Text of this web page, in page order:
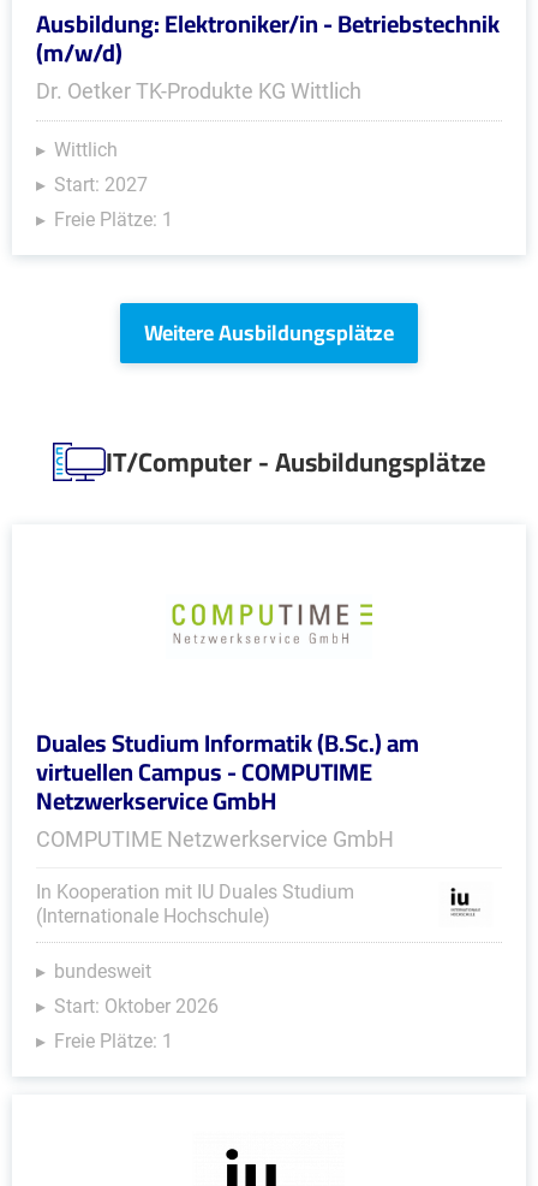
Ausbildung: Elektroniker/in - Betriebstechnik
(m/w/d)
Dr. Oetker TK-Produkte KG Wittlich
Wittlich
Start: 2027
Freie Plätze: 1
Weitere Ausbildungsplätze
IT/Computer - Ausbildungsplätze
Duales Studium Informatik (B.Sc.) am
virtuellen Campus - COMPUTIME
Netzwerkservice GmbH
COMPUTIME Netzwerkservice GmbH
In Kooperation mit IU Duales Studium
(Internationale Hochschule)
bundesweit
Start: Oktober 2026
Freie Plätze: 1